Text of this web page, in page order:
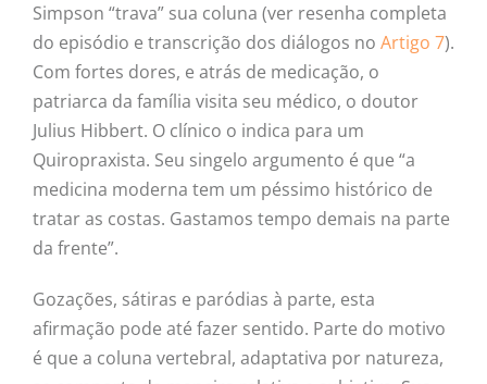
Simpson “trava” sua coluna (ver resenha completa
do episódio e transcrição dos diálogos no Artigo 7).
Com fortes dores, e atrás de medicação, o
patriarca da família visita seu médico, o doutor
Julius Hibbert. O clínico o indica para um
Quiropraxista. Seu singelo argumento é que “a
medicina moderna tem um péssimo histórico de
tratar as costas. Gastamos tempo demais na parte
da frente”.
Gozações, sátiras e paródias à parte, esta
afirmação pode até fazer sentido. Parte do motivo
é que a coluna vertebral, adaptativa por natureza,